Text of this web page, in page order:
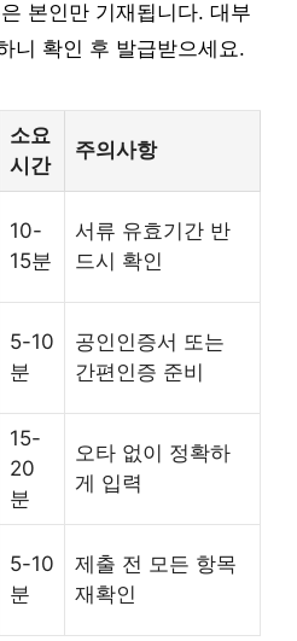
본인만 기재됩니다. 대부
니 확인 후 발급받으세요.
소요
시간
주의사항
10-
15분
서류 유효기간 반
드시 확인
5-10
분
공인인증서 또는
간편인증 준비
15-
20
분
오타 없이 정확하
게 입력
5-10
분
제출 전 모든 항목
재확인